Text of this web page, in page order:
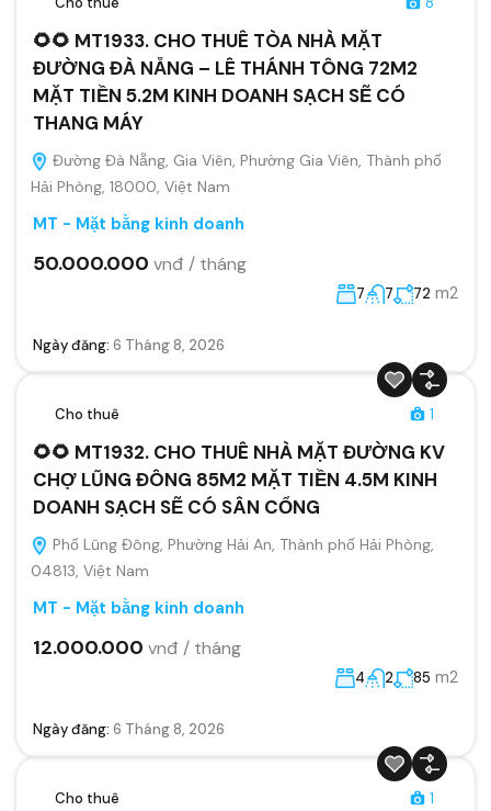
🌻🌻 MT1933. CHO THUÊ TÒA NHÀ MẶT
ĐƯỜNG ĐÀ NẴNG – LÊ THÁNH TÔNG 72M2
MẶT TIỀN 5.2M KINH DOANH SẠCH SẼ CÓ
THANG MÁY
Đường Đà Nẵng, Gia Viên, Phường Gia Viên, Thành phố
Hải Phòng, 18000, Việt Nam
MT - Mặt bằng kinh doanh
50.000.000 vnđ / tháng
7 7 72 m2
Ngày đăng: 6 Tháng 8, 2026
Cho thuê 1
🌻🌻 MT1932. CHO THUÊ NHÀ MẶT ĐƯỜNG KV
CHỢ LŨNG ĐÔNG 85M2 MẶT TIỀN 4.5M KINH
DOANH SẠCH SẼ CÓ SÂN CỔNG
Phố Lũng Đông, Phường Hải An, Thành phố Hải Phòng,
04813, Việt Nam
MT - Mặt bằng kinh doanh
12.000.000 vnđ / tháng
4 2 85 m2
Ngày đăng: 6 Tháng 8, 2026
Cho thuê 1